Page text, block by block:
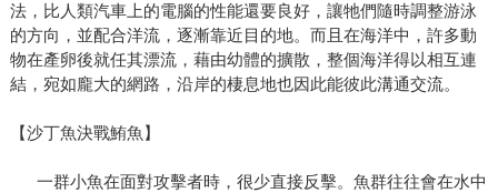
法，比人類汽車上的電腦的性能還要良好，讓牠們隨時調整游泳
的方向，並配合洋流，逐漸靠近目的地。而且在海洋中，許多動
物在產卵後就任其漂流，藉由幼體的擴散，整個海洋得以相互連
結，宛如龐大的網路，沿岸的棲息地也因此能彼此溝通交流。
【沙丁魚決戰鮪魚】
一群小魚在面對攻擊者時，很少直接反擊。魚群往往會在水中